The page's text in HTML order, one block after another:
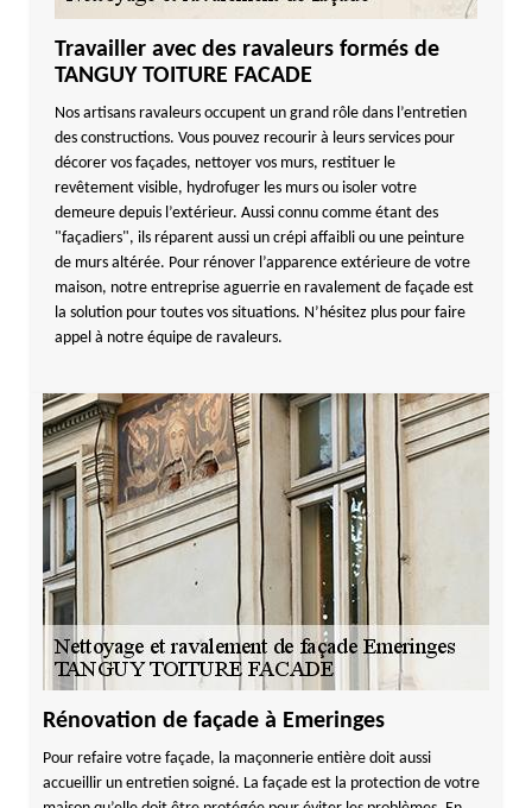
Travailler avec des ravaleurs formés de
TANGUY TOITURE FACADE
Nos artisans ravaleurs occupent un grand rôle dans l’entretien
des constructions. Vous pouvez recourir à leurs services pour
décorer vos façades, nettoyer vos murs, restituer le
revêtement visible, hydrofuger les murs ou isoler votre
demeure depuis l’extérieur. Aussi connu comme étant des
"façadiers", ils réparent aussi un crépi affaibli ou une peinture
de murs altérée. Pour rénover l’apparence extérieure de votre
maison, notre entreprise aguerrie en ravalement de façade est
la solution pour toutes vos situations. N’hésitez plus pour faire
appel à notre équipe de ravaleurs.
Rénovation de façade à Emeringes
Pour refaire votre façade, la maçonnerie entière doit aussi
accueillir un entretien soigné. La façade est la protection de votre